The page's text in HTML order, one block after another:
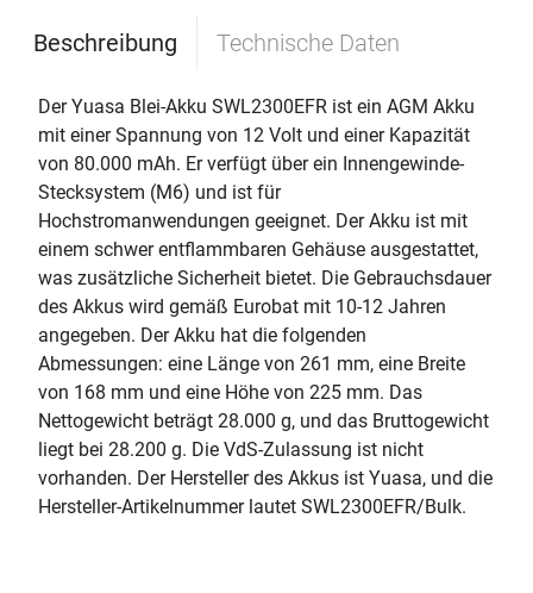
Beschreibung Technische Daten
Der Yuasa Blei-Akku SWL2300EFR ist ein AGM Akku
mit einer Spannung von 12 Volt und einer Kapazität
von 80.000 mAh. Er verfügt über ein Innengewinde-
Stecksystem (M6) und ist für
Hochstromanwendungen geeignet. Der Akku ist mit
einem schwer entflammbaren Gehäuse ausgestattet,
was zusätzliche Sicherheit bietet. Die Gebrauchsdauer
des Akkus wird gemäß Eurobat mit 10-12 Jahren
angegeben. Der Akku hat die folgenden
Abmessungen: eine Länge von 261 mm, eine Breite
von 168 mm und eine Höhe von 225 mm. Das
Nettogewicht beträgt 28.000 g, und das Bruttogewicht
liegt bei 28.200 g. Die VdS-Zulassung ist nicht
vorhanden. Der Hersteller des Akkus ist Yuasa, und die
Hersteller-Artikelnummer lautet SWL2300EFR/Bulk.